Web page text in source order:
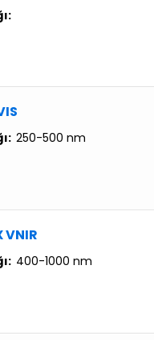
250-500 nm
VNIR
400-1000 nm